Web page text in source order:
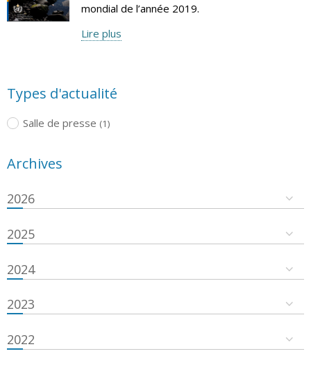
mondial de l’année 2019.
Lire plus
Types d'actualité
Salle de presse (1)
Archives
2026
2025
2024
2023
2022